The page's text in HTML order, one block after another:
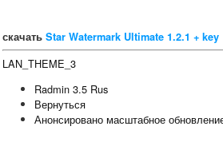
скачать Star Watermark Ultimate 1.2.1 + key
LAN_THEME_3
Radmin 3.5 Rus
Вернуться
Анонсировано масштабное